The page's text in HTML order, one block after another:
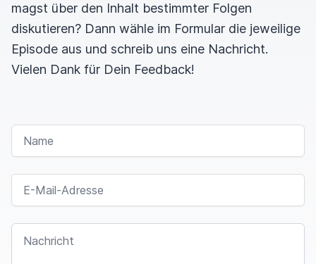
magst über den Inhalt bestimmter Folgen
diskutieren? Dann wähle im Formular die jeweilige
Episode aus und schreib uns eine Nachricht.
Vielen Dank für Dein Feedback!
NAME
E-MAIL-ADRESSE
NACHRICHT